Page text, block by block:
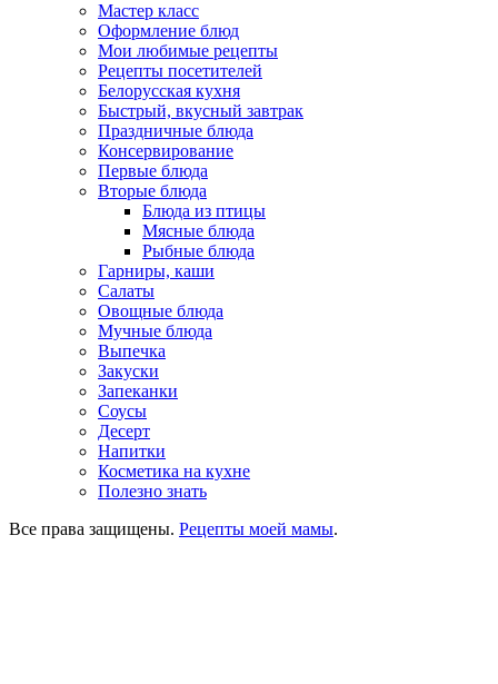
Мастер класс
Оформление блюд
Мои любимые рецепты
Рецепты посетителей
Белорусская кухня
Быстрый, вкусный завтрак
Праздничные блюда
Консервирование
Первые блюда
Вторые блюда
Блюда из птицы
Мясные блюда
Рыбные блюда
Гарниры, каши
Салаты
Овощные блюда
Мучные блюда
Выпечка
Закуски
Запеканки
Соусы
Десерт
Напитки
Косметика на кухне
Полезно знать
Все права защищены. Рецепты моей мамы.